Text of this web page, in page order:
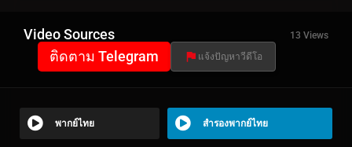
Video Sources 13 Views
ติดตาม Telegram แจ้งปัญหาวีดีโอ
พากย์ไทย สำรองพากย์ไทย